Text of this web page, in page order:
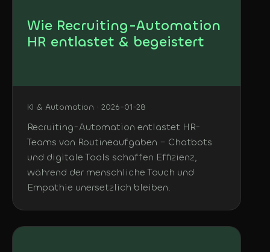
Wie Recruiting-Automation
HR entlastet & begeistert
KI & Automation · 2026-01-28
Recruiting-Automation entlastet HR-
Teams von Routineaufgaben – Chatbots
und digitale Tools schaffen Effizienz,
während der menschliche Touch und
Empathie unersetzlich bleiben.